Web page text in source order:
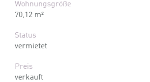
Wohnungsgröße
70,12 m²
Status
vermietet
Preis
verkauft